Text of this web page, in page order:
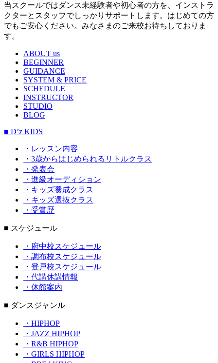
当スクールではダンス未経験者や初心者の方を、インストラ
クターとスタッフでしっかりサポートします。はじめての方
でもご安心ください。みなさまのご来校お待ちしておりま
す。
ABOUT us
BEGINNER
GUIDANCE
SYSTEM & PRICE
SCHEDULE
INSTRUCTOR
STUDIO
BLOG
■ D’z KIDS
・レッスン内容
・3歳からはじめられるリトルクラス
・発表会
・進級オーディション
・キッズ養成クラス
・キッズ選抜クラス
・受賞歴
■ スケジュール
・府中校スケジュール
・調布校スケジュール
・登戸校スケジュール
・代講休講情報
・休館案内
■ ダンスジャンル
・HIPHOP
・JAZZ HIPHOP
・R&B HIPHOP
・GIRLS HIPHOP